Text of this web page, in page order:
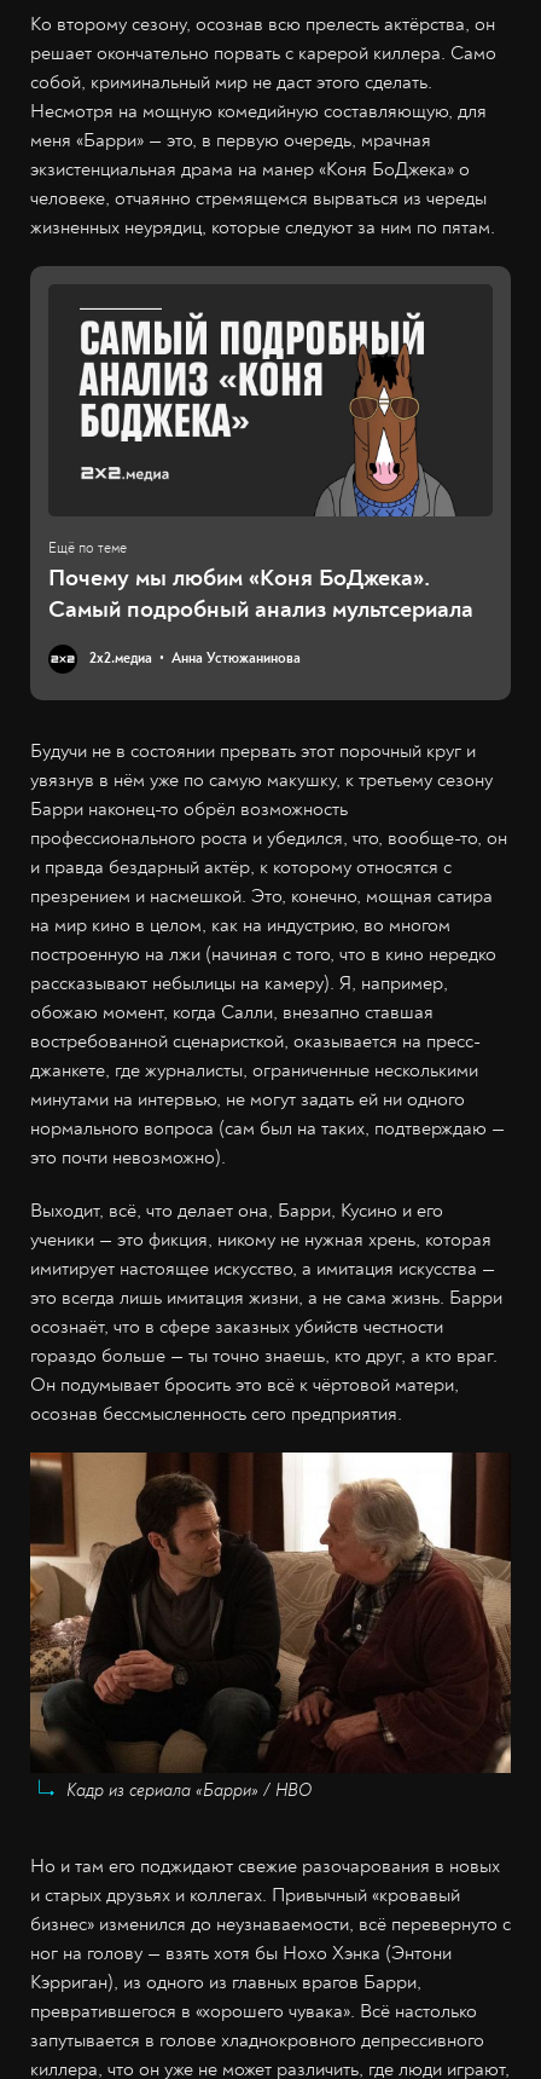
Ко второму сезону, осознав всю прелесть актёрства, он
решает окончательно порвать с карерой киллера. Само
собой, криминальный мир не даст этого сделать.
Несмотря на мощную комедийную составляющую, для
меня «Барри» — это, в первую очередь, мрачная
экзистенциальная драма на манер «Коня БоДжека» о
человеке, отчаянно стремящемся вырваться из череды
жизненных неурядиц, которые следуют за ним по пятам.
Почему мы любим «Коня БоДжека».
Самый подробный анализ мультсериала
2х2.медиа Анна Устюжанинова
Будучи не в состоянии прервать этот порочный круг и
увязнув в нём уже по самую макушку, к третьему сезону
Барри наконец-то обрёл возможность
профессионального роста и убедился, что, вообще-то, он
и правда бездарный актёр, к которому относятся с
презрением и насмешкой. Это, конечно, мощная сатира
на мир кино в целом, как на индустрию, во многом
построенную на лжи (начиная с того, что в кино нередко
рассказывают небылицы на камеру). Я, например,
обожаю момент, когда Салли, внезапно ставшая
востребованной сценаристкой, оказывается на пресс-
джанкете, где журналисты, ограниченные несколькими
минутами на интервью, не могут задать ей ни одного
нормального вопроса (сам был на таких, подтверждаю —
это почти невозможно).
Выходит, всё, что делает она, Барри, Кусино и его
ученики — это фикция, никому не нужная хрень, которая
имитирует настоящее искусство, а имитация искусства —
это всегда лишь имитация жизни, а не сама жизнь. Барри
осознаёт, что в сфере заказных убийств честности
гораздо больше — ты точно знаешь, кто друг, а кто враг.
Он подумывает бросить это всё к чёртовой матери,
осознав бессмысленность сего предприятия.
Кадр из сериала «Барри» / HBO
Но и там его поджидают свежие разочарования в новых
и старых друзьях и коллегах. Привычный «кровавый
бизнес» изменился до неузнаваемости, всё перевернуто с
ног на голову — взять хотя бы Нохо Хэнка (Энтони
Кэрриган), из одного из главных врагов Барри,
превратившегося в «хорошего чувака». Всё настолько
запутывается в голове хладнокровного депрессивного
киллера, что он уже не может различить, где люди играют,